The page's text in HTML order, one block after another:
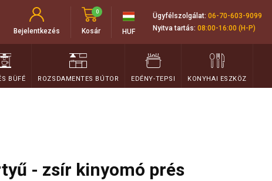
Bejelentkezés Kosár
0
HUF
Ügyfélszolgálat: 06-70-603-9099
Nyitva tartás: 08:00-16:00 (H-P)
BÜFÉ ROZSDAMENTES BÚTOR EDÉNY-TEPSI KONYHAI ESZKÖZ
- zsír kinyomó prés